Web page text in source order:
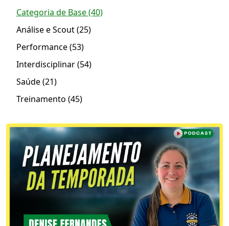
Categoria de Base (40)
Análise e Scout (25)
Performance (53)
Interdisciplinar (54)
Saúde (21)
Treinamento (45)